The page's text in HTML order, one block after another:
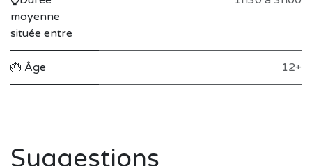
moyenne
située entre
🎂 Âge 12+
Suggestions